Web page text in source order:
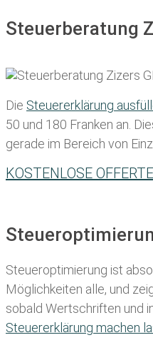
Steuerberatung
Die Steuererklärung
50 und 180 Franken an.
gerade im Bereich von
KOSTENLOSE
Steueroptimierung ist
Möglichkeiten alle, und
sobald Wertschriften und
Steuererklärung machen